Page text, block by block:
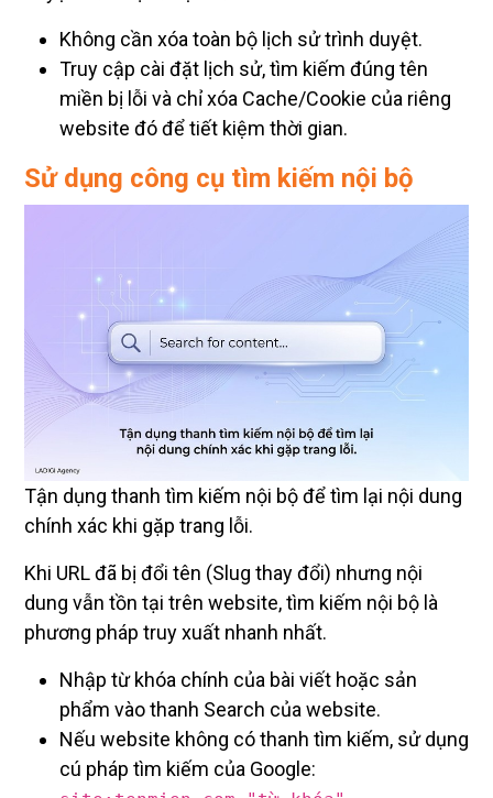
Truy cập cài đặt lịch sử, tìm kiếm đúng tên
miền bị lỗi và chỉ xóa Cache/Cookie của riêng
website đó để tiết kiệm thời gian.
Tận dụng thanh tìm kiếm nội bộ để tìm lại nội dung
chính xác khi gặp trang lỗi.
dung vẫn tồn tại trên website, tìm kiếm nội bộ là
phương pháp truy xuất nhanh nhất.
phẩm vào thanh Search của website.
Nếu website không có thanh tìm kiếm, sử dụng
cú pháp tìm kiếm của Google:
site:tenmien.com "từ khóa"